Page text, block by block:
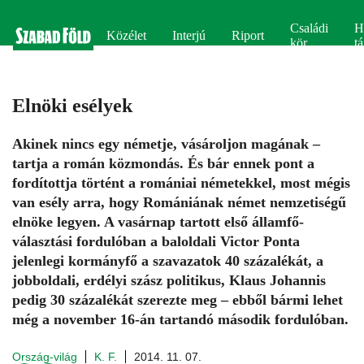
Közélet Interjú Riport
Családi
kör
Elnöki esélyek
Akinek nincs egy németje, vásároljon magának –
tartja a román közmondás. És bár ennek pont a
fordítottja történt a romániai németekkel, most mégis
van esély arra, hogy Romániának német nemzetiségű
elnöke legyen. A vasárnap tartott első államfő-
választási fordulóban a baloldali Victor Ponta
jelenlegi kormányfő a szavazatok 40 százalékát, a
jobboldali, erdélyi szász politikus, Klaus Johannis
pedig 30 százalékát szerezte meg – ebből bármi lehet
még a november 16-án tartandó második fordulóban.
Ország-világ K. F. 2014. 11. 07.